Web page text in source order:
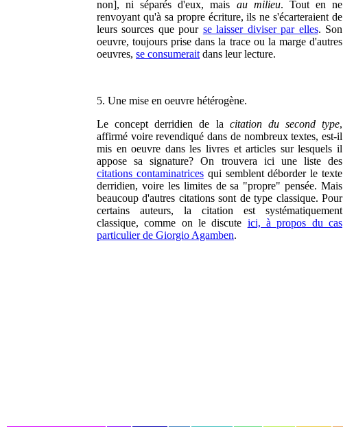
non], ni séparés d'eux, mais au milieu. Tout en ne
renvoyant qu'à sa propre écriture, ils ne s'écarteraient de
leurs sources que pour se laisser diviser par elles. Son
oeuvre, toujours prise dans la trace ou la marge d'autres
oeuvres, se consumerait dans leur lecture.
5. Une mise en oeuvre hétérogène.
Le concept derridien de la citation du second type,
affirmé voire revendiqué dans de nombreux textes, est-il
mis en oeuvre dans les livres et articles sur lesquels il
appose sa signature? On trouvera ici une liste des
citations contaminatricesqui semblent déborder le texte
derridien, voire les limites de sa "propre" pensée. Mais
beaucoup d'autres citations sont de type classique. Pour
certains auteurs, la citation est systématiquement
classique, comme on le discute ici, à propos du cas
particulier de Giorgio Agamben.